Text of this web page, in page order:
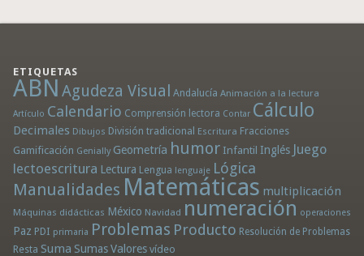
ETIQUETAS
ABN Agudeza Visual Andalucía Animación a la lectura
Artículo Calendario Comprensión lectora Contar Cálculo
Decimales Dibujos División tradicional Escritura Fracciones
Gamificación Genially Geometría humor Infantil Inglés Juego
lectoescritura Lectura Lengua lenguaje Lógica
Manualidades Matemáticas multiplicación
Máquinas didácticas México Navidad numeración operaciones
Paz PDI primaria Problemas Producto Resolución de Problemas
Resta Suma Sumas Valores vídeo